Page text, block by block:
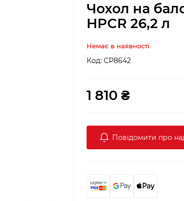
Чохол на
HPCR 26,2 л
Немає в наявності
Код: CP8642
1 810 ₴
Повідомити про